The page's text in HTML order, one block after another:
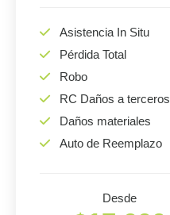
Asistencia In Situ
Pérdida Total
Robo
RC Daños a terceros
Daños materiales
Auto de Reemplazo
Desde